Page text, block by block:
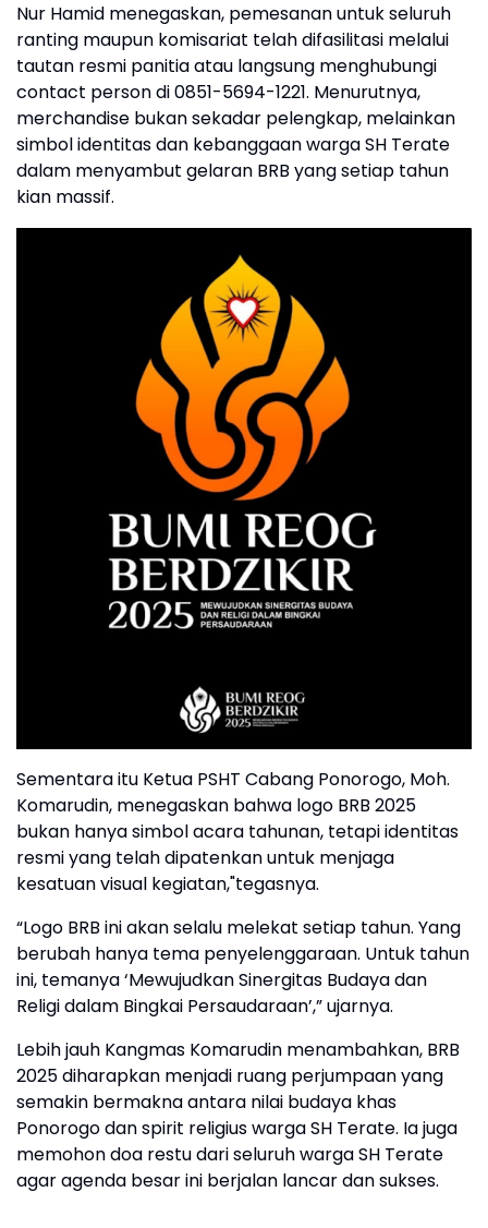
Nur Hamid menegaskan, pemesanan untuk seluruh
ranting maupun komisariat telah difasilitasi melalui
tautan resmi panitia atau langsung menghubungi
contact person di 0851-5694-1221. Menurutnya,
merchandise bukan sekadar pelengkap, melainkan
simbol identitas dan kebanggaan warga SH Terate
dalam menyambut gelaran BRB yang setiap tahun
kian massif.
Sementara itu Ketua PSHT Cabang Ponorogo, Moh.
Komarudin, menegaskan bahwa logo BRB 2025
bukan hanya simbol acara tahunan, tetapi identitas
resmi yang telah dipatenkan untuk menjaga
kesatuan visual kegiatan,"tegasnya.
“Logo BRB ini akan selalu melekat setiap tahun. Yang
berubah hanya tema penyelenggaraan. Untuk tahun
ini, temanya ‘Mewujudkan Sinergitas Budaya dan
Religi dalam Bingkai Persaudaraan’,” ujarnya.
Lebih jauh Kangmas Komarudin menambahkan, BRB
2025 diharapkan menjadi ruang perjumpaan yang
semakin bermakna antara nilai budaya khas
Ponorogo dan spirit religius warga SH Terate. Ia juga
memohon doa restu dari seluruh warga SH Terate
agar agenda besar ini berjalan lancar dan sukses.